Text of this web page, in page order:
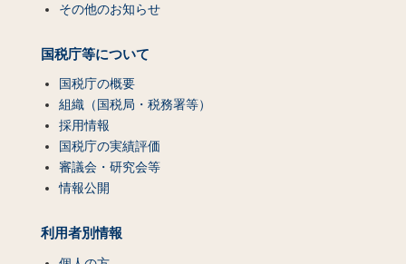
その他のお知らせ
国税庁等について
国税庁の概要
組織（国税局・税務署等）
採用情報
国税庁の実績評価
審議会・研究会等
情報公開
利用者別情報